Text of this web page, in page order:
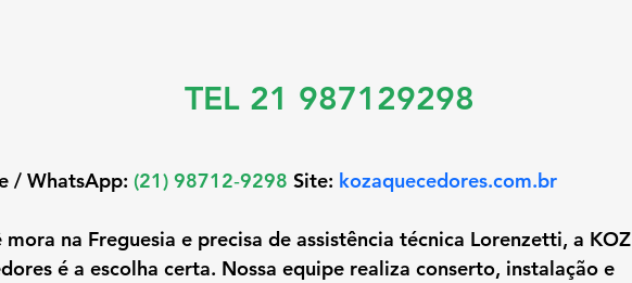
TEL 21 987129298
/ WhatsApp: (21) 98712‑9298 Site: kozaquecedores.com.br
mora na Freguesia e precisa de assistência técnica Lorenzetti, a KOZ
é a escolha certa. Nossa equipe realiza conserto, instalação e